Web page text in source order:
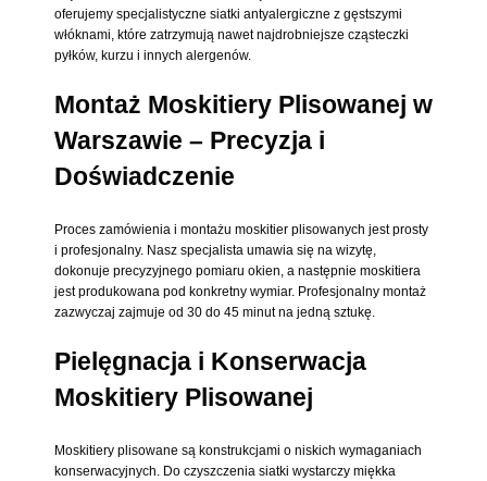
oferujemy specjalistyczne siatki antyalergiczne z gęstszymi
włóknami, które zatrzymują nawet najdrobniejsze cząsteczki
pyłków, kurzu i innych alergenów.
Montaż Moskitiery Plisowanej w
Warszawie – Precyzja i
Doświadczenie
Proces zamówienia i montażu moskitier plisowanych jest prosty
i profesjonalny. Nasz specjalista umawia się na wizytę,
dokonuje precyzyjnego pomiaru okien, a następnie moskitiera
jest produkowana pod konkretny wymiar. Profesjonalny montaż
zazwyczaj zajmuje od 30 do 45 minut na jedną sztukę.
Pielęgnacja i Konserwacja
Moskitiery Plisowanej
Moskitiery plisowane są konstrukcjami o niskich wymaganiach
konserwacyjnych. Do czyszczenia siatki wystarczy miękka